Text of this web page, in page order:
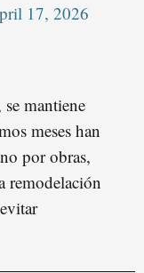
17, 2026
se mantiene
meses han
por obras,
remodelación